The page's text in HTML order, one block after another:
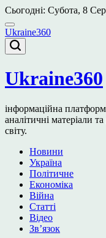
Перейти
до
вмісту
Сьогодні: Субота, 8
Ukraine360
Ukraine360
інформаційна
аналітичні матеріали
світу.
Новини
Україна
Політичне
Економіка
Війна
Статті
Відео
Зв’язок